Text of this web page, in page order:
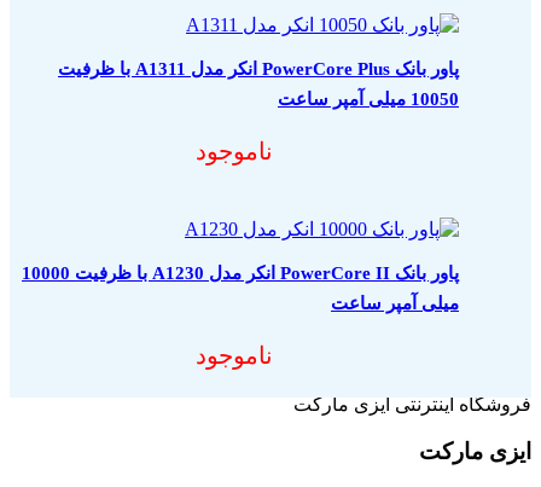
پاور بانک PowerCore Plus انکر مدل A1311 با ظرفیت
10050 میلی آمپر ساعت
ناموجود
پاور بانک PowerCore II انکر مدل A1230 با ظرفیت 10000
میلی آمپر ساعت
ناموجود
فروشگاه اینترنتی ایزی مارکت
ایزی مارکت